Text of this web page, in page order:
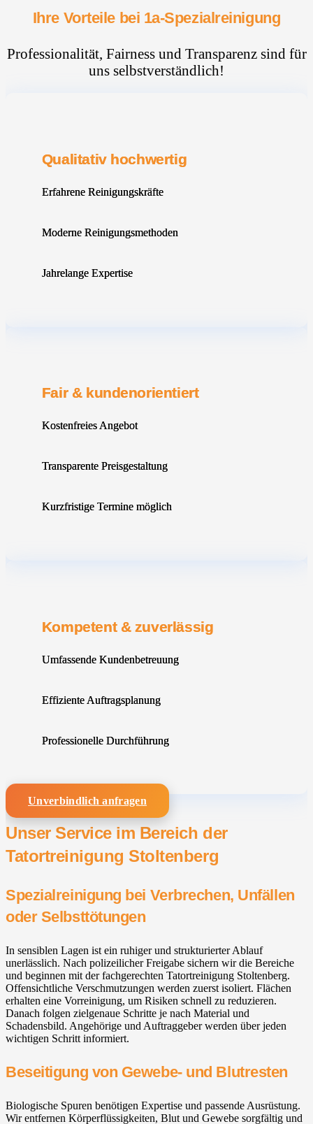
Ihre Vorteile bei 1a-Spezialreinigung
Professionalität, Fairness und Transparenz sind für
uns selbstverständlich!
Qualitativ hochwertig
Erfahrene Reinigungskräfte
Moderne Reinigungsmethoden
Jahrelange Expertise
Fair & kundenorientiert
Kostenfreies Angebot
Transparente Preisgestaltung
Kurzfristige Termine möglich
Kompetent & zuverlässig
Umfassende Kundenbetreuung
Effiziente Auftragsplanung
Professionelle Durchführung
Unverbindlich anfragen
Unser Service im Bereich der
Tatortreinigung Stoltenberg
Spezialreinigung bei Verbrechen, Unfällen
oder Selbsttötungen
In sensiblen Lagen ist ein ruhiger und strukturierter Ablauf
unerlässlich. Nach polizeilicher Freigabe sichern wir die Bereiche
und beginnen mit der fachgerechten Tatortreinigung Stoltenberg.
Offensichtliche Verschmutzungen werden zuerst isoliert. Flächen
erhalten eine Vorreinigung, um Risiken schnell zu reduzieren.
Danach folgen zielgenaue Schritte je nach Material und
Schadensbild. Angehörige und Auftraggeber werden über jeden
wichtigen Schritt informiert.
Beseitigung von Gewebe- und Blutresten
Biologische Spuren benötigen Expertise und passende Ausrüstung.
Wir entfernen Körperflüssigkeiten, Blut und Gewebe sorgfältig und